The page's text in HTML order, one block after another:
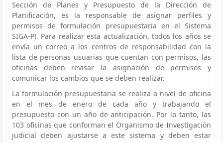
Sección de Planes y Presupuesto de la Dirección de
Planificación, es la responsable de asignar perfiles y
permisos de formulación presupuestaria en el Sistema
SIGA-PJ. Para realizar esta actualización, todos los años se
envía un correo a los centros de responsabilidad con la
lista de personas usuarias que cuentan con permisos, las
oficinas deben revisar la asignación de permisos y
comunicar los cambios que se deben realizar.
La formulación presupuestaria se realiza a nivel de oficina
en el mes de enero de cada año y trabajando el
presupuesto con un año de anticipación. Por lo tanto, las
103 oficinas que conforman el Organismo de Investigación
judicial deben ajustarse a este sistema y deben estar